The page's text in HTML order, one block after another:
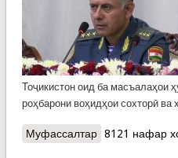
Тоҷикистон оид ба масъалаҳои
роҳбарони воҳидҳои сохторӣ
Муфассалтаро КҲФ:
8121 нафар